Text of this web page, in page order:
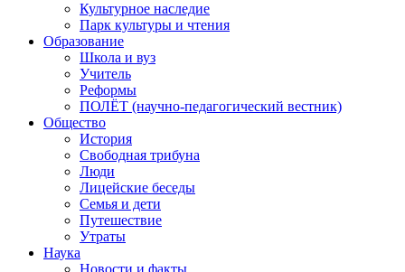
Культурное наследие
Парк культуры и чтения
Образование
Школа и вуз
Учитель
Реформы
ПОЛЁТ (научно-педагогический вестник)
Общество
История
Свободная трибуна
Люди
Лицейские беседы
Семья и дети
Путешествие
Утраты
Наука